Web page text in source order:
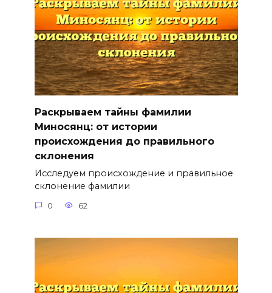
Раскрываем тайны фамилии
Миносянц: от истории
происхождения до правильного
склонения
Исследуем происхождение и правильное
склонение фамилии
0 62